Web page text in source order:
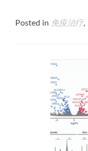
Posted in 免疫治疗,